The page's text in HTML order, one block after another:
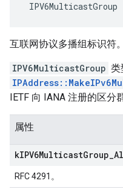
IPV6MulticastGroup
互联网协议多播组标识符。
IPV6MulticastGroup 类
IETF 向 IANA 注册的区分
属性
kIPV6MulticastGroup
RFC 4291。